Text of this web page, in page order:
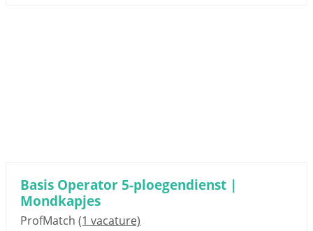
Basis Operator 5-ploegendienst |
Mondkapjes
ProfMatch (1 vacature)